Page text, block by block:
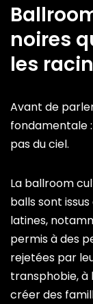
noires
les
Avant de
fondamentale
pas du ciel.
La ballroom
balls sont
latines,
permis à des
rejetées par
transphobie,
créer des